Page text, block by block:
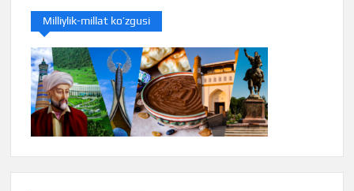
Milliylik-millat ko’zgusi